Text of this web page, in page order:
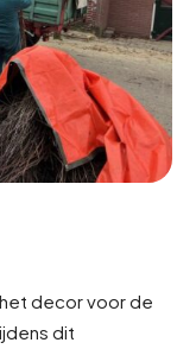
decor voor de
dit